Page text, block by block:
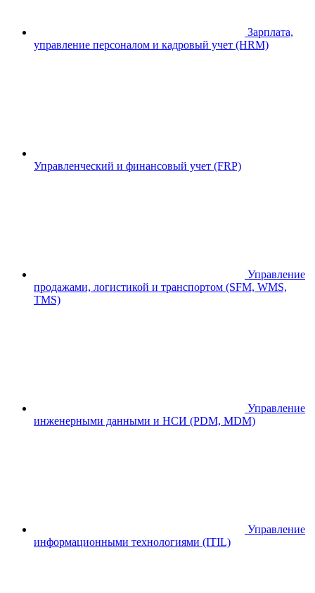
Зарплата,
управление персоналом и кадровый учет (HRM)
Управленческий и финансовый учет (FRP)
Управление
продажами, логистикой и транспортом (SFM, WMS,
TMS)
Управление
инженерными данными и НСИ (PDM, MDM)
Управление
информационными технологиями (ITIL)